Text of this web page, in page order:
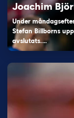
Joachim
Under
Stefan Billborns
avslutats.…